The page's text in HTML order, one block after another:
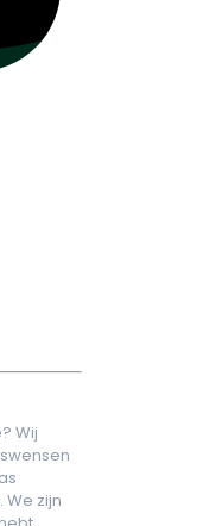
Wij
zijn